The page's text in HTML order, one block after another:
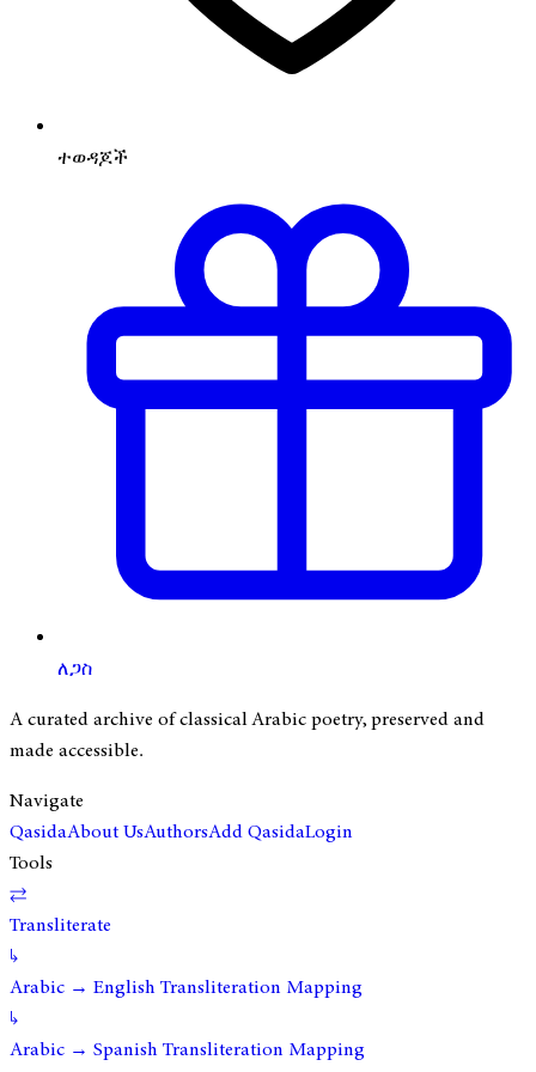
ተወዳጆች
ለጋስ
A curated archive of classical Arabic poetry, preserved and
made accessible.
Navigate
QasidaAbout UsAuthorsAdd QasidaLogin
Tools
⇄
Transliterate
↳
Arabic → English Transliteration Mapping
↳
Arabic → Spanish Transliteration Mapping